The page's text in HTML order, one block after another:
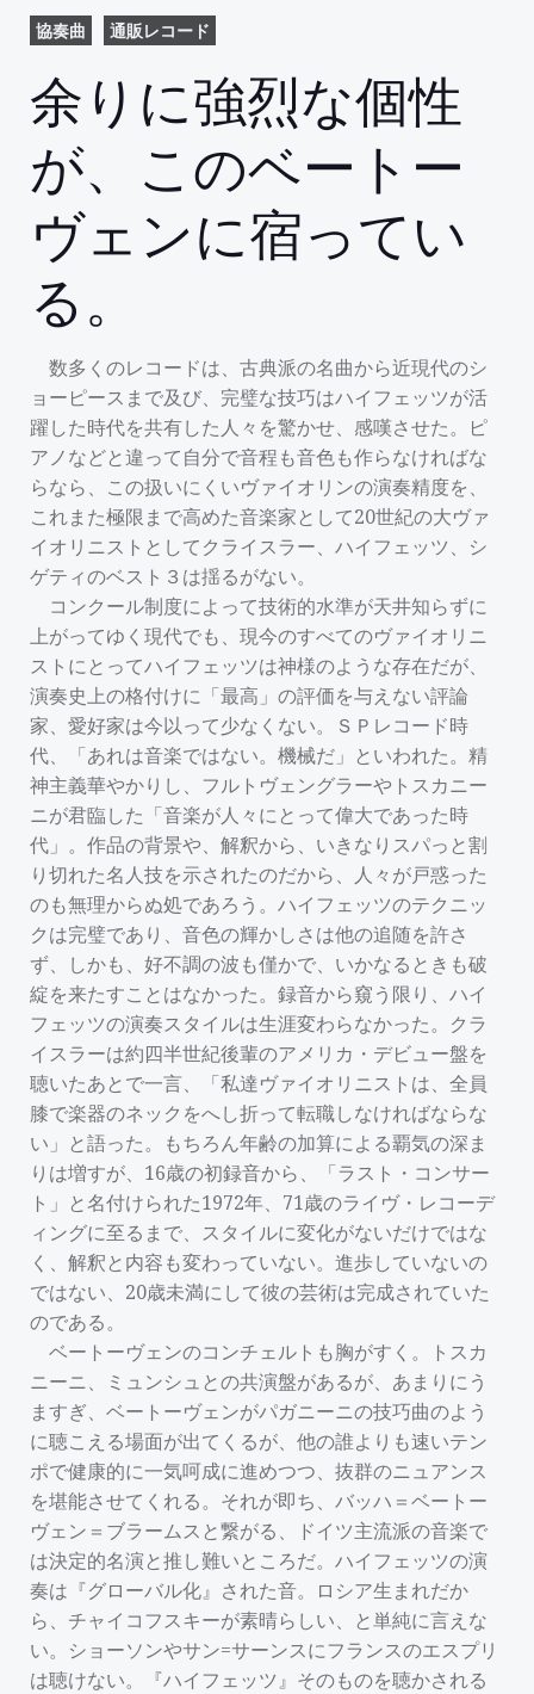
協奏曲 通販レコード
余りに強烈な個性
が、このベートー
ヴェンに宿ってい
る。
数多くのレコードは、古典派の名曲から近現代のシ
ョーピースまで及び、完璧な技巧はハイフェッツが活
躍した時代を共有した人々を驚かせ、感嘆させた。ピ
アノなどと違って自分で音程も音色も作らなければな
らなら、この扱いにくいヴァイオリンの演奏精度を、
これまた極限まで高めた音楽家として20世紀の大ヴァ
イオリニストとしてクライスラー、ハイフェッツ、シ
ゲティのベスト３は揺るがない。
コンクール制度によって技術的水準が天井知らずに
上がってゆく現代でも、現今のすべてのヴァイオリニ
ストにとってハイフェッツは神様のような存在だが、
演奏史上の格付けに「最高」の評価を与えない評論
家、愛好家は今以って少なくない。ＳＰレコード時
代、「あれは音楽ではない。機械だ」といわれた。精
神主義華やかりし、フルトヴェングラーやトスカニー
ニが君臨した「音楽が人々にとって偉大であった時
代」。作品の背景や、解釈から、いきなりスパっと割
り切れた名人技を示されたのだから、人々が戸惑った
のも無理からぬ処であろう。ハイフェッツのテクニッ
クは完璧であり、音色の輝かしさは他の追随を許さ
ず、しかも、好不調の波も僅かで、いかなるときも破
綻を来たすことはなかった。録音から窺う限り、ハイ
フェッツの演奏スタイルは生涯変わらなかった。クラ
イスラーは約四半世紀後輩のアメリカ・デビュー盤を
聴いたあとで一言、「私達ヴァイオリニストは、全員
膝で楽器のネックをへし折って転職しなければならな
い」と語った。もちろん年齢の加算による覇気の深ま
りは増すが、16歳の初録音から、「ラスト・コンサー
ト」と名付けられた1972年、71歳のライヴ・レコーデ
ィングに至るまで、スタイルに変化がないだけではな
く、解釈と内容も変わっていない。進歩していないの
ではない、20歳未満にして彼の芸術は完成されていた
のである。
ベートーヴェンのコンチェルトも胸がすく。トスカ
ニーニ、ミュンシュとの共演盤があるが、あまりにう
ますぎ、ベートーヴェンがパガニーニの技巧曲のよう
に聴こえる場面が出てくるが、他の誰よりも速いテン
ポで健康的に一気呵成に進めつつ、抜群のニュアンス
を堪能させてくれる。それが即ち、バッハ＝ベートー
ヴェン＝ブラームスと繋がる、ドイツ主流派の音楽で
は決定的名演と推し難いところだ。ハイフェッツの演
奏は『グローバル化』された音。ロシア生まれだか
ら、チャイコフスキーが素晴らしい、と単純に言えな
い。ショーソンやサン=サーンスにフランスのエスプリ
は聴けない。『ハイフェッツ』そのものを聴かされる